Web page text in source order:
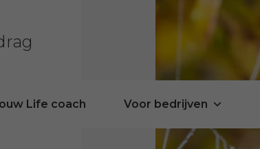
Life coach Voor bedrijven